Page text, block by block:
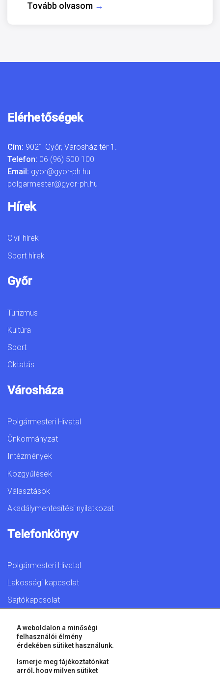
Tovább olvasom →
Elérhetőségek
Cím: 9021 Győr, Városház tér 1.
Telefon: 06 (96) 500 100
Email: gyor@gyor-ph.hu
polgarmester@gyor-ph.hu
Hírek
Civil hírek
Sport hírek
Győr
Turizmus
Kultúra
Sport
Oktatás
Városháza
Polgármesteri Hivatal
Önkormányzat
Intézmények
Közgyűlések
Választások
Akadálymentesítési nyilatkozat
Telefonkönyv
Polgármesteri Hivatal
Lakossági kapcsolat
Sajtókapcsolat
© 2026 Győr Megyei Jogú Város • Minden jog fenntartva!
A weboldalon a minőségi
felhasználói élmény
érdekében sütiket használunk.
Ismerje meg tájékoztatónkat
arról, hogy milyen sütiket